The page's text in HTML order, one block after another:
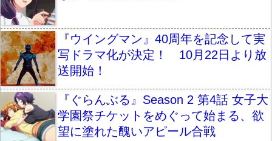
『ウイングマン』40周年を記念して実
写ドラマ化が決定！ 10月22日より放
送開始！
『ぐらんぶる』Season 2 第4話 女子大
学園祭チケットをめぐって始まる、欲
望に塗れた醜いアピール合戦